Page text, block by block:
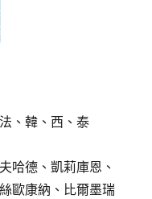
、韓、西、泰
哈德、凱莉庫恩、
歐康納、比爾墨瑞